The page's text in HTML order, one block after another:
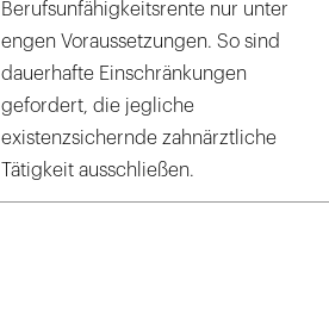
Berufsunfähigkeitsrente nur unter
engen Voraussetzungen. So sind
dauerhafte Einschränkungen
gefordert, die jegliche
existenzsichernde zahnärztliche
Tätigkeit ausschließen.